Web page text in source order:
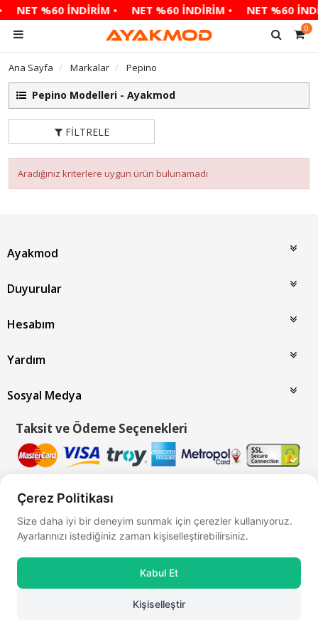
NET %60 İNDİRİM • NET %60 İNDİRİM • NET %60
0
Ana Sayfa Markalar Pepino
Pepino Modelleri - Ayakmod
FILTRELE
Aradığınız kriterlere uygun ürün bulunamadı
Ayakmod
Duyurular
Hesabım
Yardım
Sosyal Medya
Taksit ve Ödeme Seçenekleri
Bu site Vikaon E-Ticaret sistemleriile hazırlanmıştır.
Çerez Politikası
Size daha iyi bir deneyim sunmak için çerezler kullanıyoruz.
Ayarlarınızı istediğiniz zaman kişiselleştirebilirsiniz.
Kabul Et
Kişiselleştir